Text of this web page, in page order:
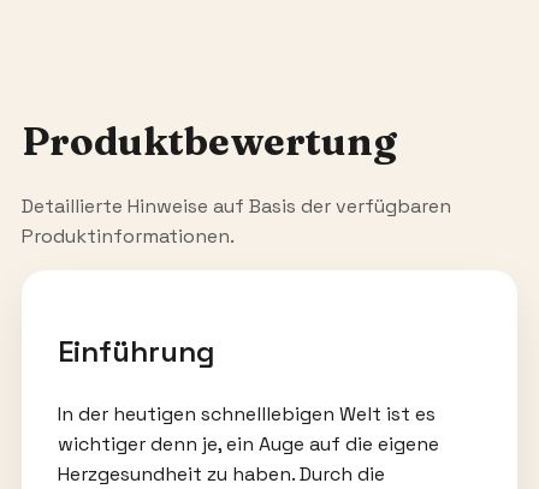
Produktbewertung
Detaillierte Hinweise auf Basis der verfügbaren
Produktinformationen.
Einführung
In der heutigen schnelllebigen Welt ist es
wichtiger denn je, ein Auge auf die eigene
Herzgesundheit zu haben. Durch die